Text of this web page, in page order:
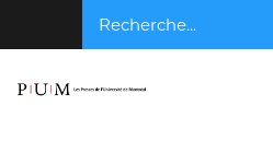
Recherche...